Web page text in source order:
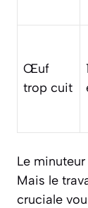
Œuf
trop cuit
Le
Mais le
cruciale